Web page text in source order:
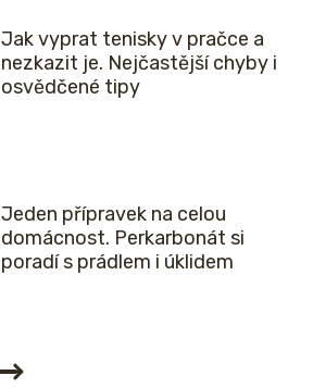
Jak vyprat tenisky v pračce a
nezkazit je. Nejčastější chyby i
osvědčené tipy
Jeden přípravek na celou
domácnost. Perkarbonát si
poradí s prádlem i úklidem